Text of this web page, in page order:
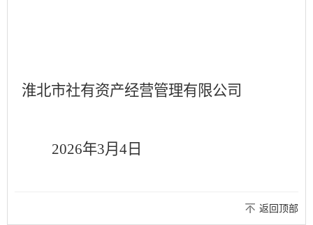
淮北市社有资产经营管理有限公司
2026年3月4日
返回顶部